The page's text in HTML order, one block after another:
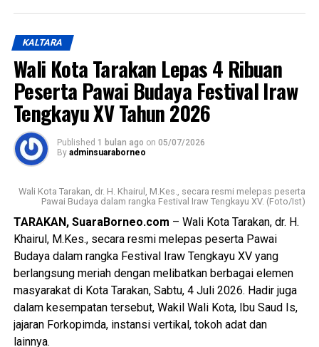
kebijakan efisiensi anggaran, pelaksanaan Festival Iraw
Tengkayu akan terus dipertahankan sebagai upaya
melestarikan budaya lokal dan pariwisata daerah.
Mengakhiri sambutannya, Wali Kota berharap Kota Tarakan
senantiasa diberikan keberkahan, keamanan, kemajuan, dan
kesejahteraan bagi seluruh masyarakatnya.
Pariwisata Republik Indonesia, perwakilan Pemerintah
kabupaten lainnya, unsur Forkopimda, tokoh adat, tokoh
masyarakat, serta tamu undangan lainnya. [Adv/Mandu]
Views: 73
Bagikan ke
WhatsApp
KALTARA
Wali Kota Tarakan Lepas 4 Ribuan
Peserta Pawai Budaya Festival Iraw
Tengkayu XV Tahun 2026
Published 1 bulan ago on 05/07/2026
By adminsuaraborneo
Wali Kota Tarakan, dr. H. Khairul, M.Kes., secara resmi melepas peserta
Pawai Budaya dalam rangka Festival Iraw Tengkayu XV. (Foto/Ist)
TARAKAN, SuaraBorneo.com – Wali Kota Tarakan, dr. H.
Khairul, M.Kes., secara resmi melepas peserta Pawai
Budaya dalam rangka Festival Iraw Tengkayu XV yang
berlangsung meriah dengan melibatkan berbagai elemen
masyarakat di Kota Tarakan, Sabtu, 4 Juli 2026. Hadir juga
dalam kesempatan tersebut, Wakil Wali Kota, Ibu Saud Is,
jajaran Forkopimda, instansi vertikal, tokoh adat dan
lainnya.